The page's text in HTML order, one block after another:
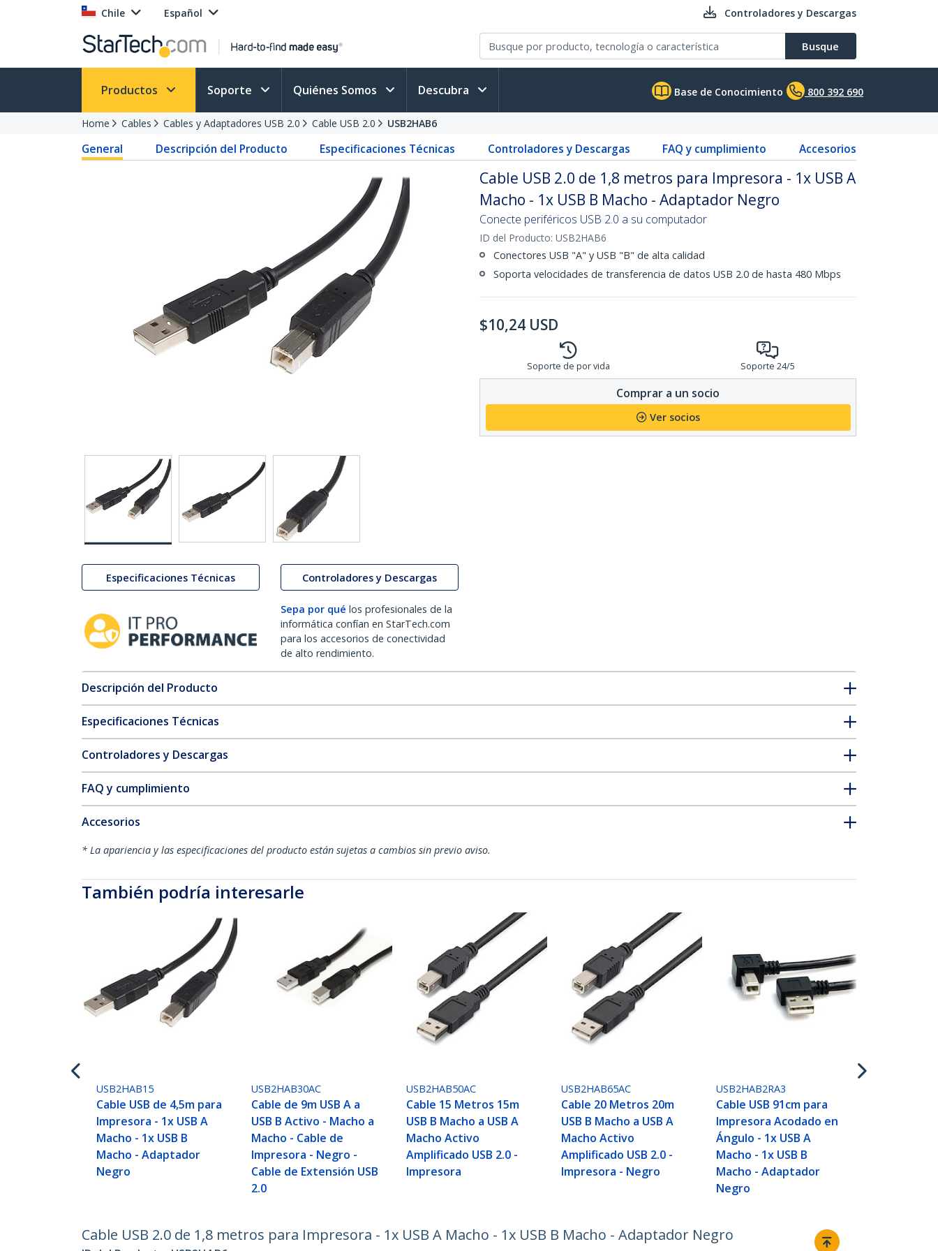
Chile Español Controladores y Descargas
Busque
Productos Soporte Quiénes Somos Descubra Base de Conocimiento 800 392 690
Home Cables Cables y Adaptadores USB 2.0 Cable USB 2.0 USB2HAB6
General Descripción del Producto Especificaciones Técnicas Controladores y Descargas FAQ y cumplimiento Accesorios
Especificaciones Técnicas Controladores y Descargas
Sepa por qué los profesionales de la
informática confían en StarTech.com
para los accesorios de conectividad
de alto rendimiento.
Cable USB 2.0 de 1,8 metros para Impresora - 1x USB A
Macho - 1x USB B Macho - Adaptador Negro
Conecte periféricos USB 2.0 a su computador
ID del Producto: USB2HAB6
Conectores USB "A" y USB "B" de alta calidad
Soporta velocidades de transferencia de datos USB 2.0 de hasta 480 Mbps
$10,24 USD
Soporte de por vida Soporte 24/5
Comprar a un socio
Ver socios
Descripción del Producto
Especificaciones Técnicas
Controladores y Descargas
FAQ y cumplimiento
Accesorios
* La apariencia y las especificaciones del producto están sujetas a cambios sin previo aviso.
También podría interesarle
USB2HAB15
Cable USB de 4,5m para
Impresora - 1x USB A
Macho - 1x USB B
Macho - Adaptador
Negro
USB2HAB30AC
Cable de 9m USB A a
USB B Activo - Macho a
Macho - Cable de
Impresora - Negro -
Cable de Extensión USB
2.0
USB2HAB50AC
Cable 15 Metros 15m
USB B Macho a USB A
Macho Activo
Amplificado USB 2.0 -
Impresora
USB2HAB65AC
Cable 20 Metros 20m
USB B Macho a USB A
Macho Activo
Amplificado USB 2.0 -
Impresora - Negro
USB2HAB2RA3
Cable USB 91cm para
Impresora Acodado en
Ángulo - 1x USB A
Macho - 1x USB B
Macho - Adaptador
Negro
Cable USB 2.0 de 1,8 metros para Impresora - 1x USB A Macho - 1x USB B Macho - Adaptador Negro